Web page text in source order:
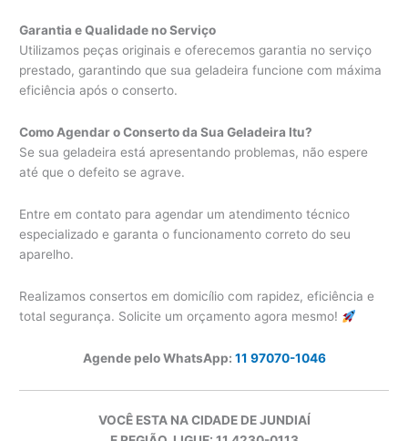
Garantia e Qualidade no Serviço
Utilizamos peças originais e oferecemos garantia no serviço
prestado, garantindo que sua geladeira funcione com máxima
eficiência após o conserto.
Como Agendar o Conserto da Sua Geladeira Itu?
Se sua geladeira está apresentando problemas, não espere
até que o defeito se agrave.
Entre em contato para agendar um atendimento técnico
especializado e garanta o funcionamento correto do seu
aparelho.
Realizamos consertos em domicílio com rapidez, eficiência e
total segurança. Solicite um orçamento agora mesmo!
Agende pelo WhatsApp: 11 97070-1046
VOCÊ ESTA NA CIDADE DE JUNDIAÍ